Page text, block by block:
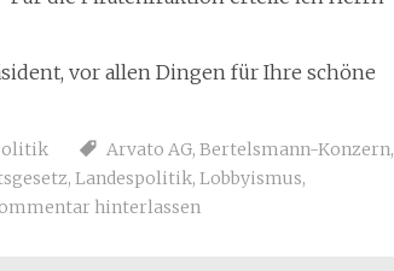
vor allen Dingen für Ihre schöne
Arvato AG, Bertelsmann-Konzern,
, Landespolitik, Lobbyismus,
hinterlassen